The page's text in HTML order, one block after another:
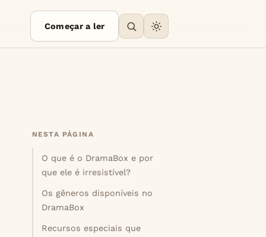
Começar a ler
NESTA PÁGINA
O que é o DramaBox e por
que ele é irresistível?
Os gêneros disponíveis no
DramaBox
Recursos especiais que